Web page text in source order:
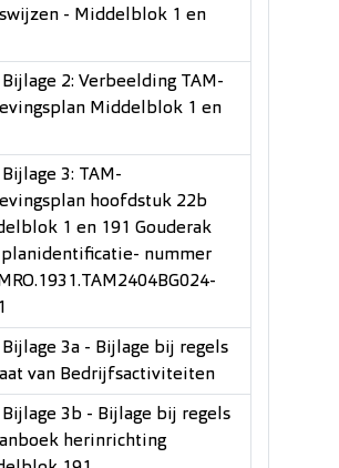
- Middelblok 1 en
Bijlage 2: Verbeelding TAM-
Middelblok 1 en
Bijlage 3: TAM-
hoofdstuk 22b
1 en 191 Gouderak
nummer
Bijlage 3a - Bijlage bij regels
van Bedrijfsactiviteiten
Bijlage 3b - Bijlage bij regels
herinrichting